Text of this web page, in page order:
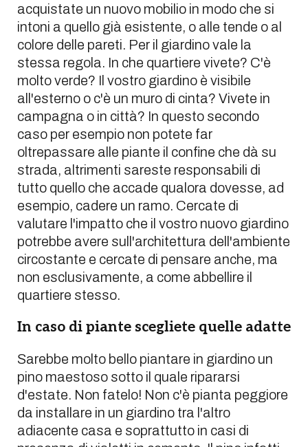
acquistate un nuovo mobilio in modo che si
intoni a quello già esistente, o alle tende o al
colore delle pareti. Per il giardino vale la
stessa regola. In che quartiere vivete? C'è
molto verde? Il vostro giardino è visibile
all'esterno o c'è un muro di cinta? Vivete in
campagna o in città? In questo secondo
caso per esempio non potete far
oltrepassare alle piante il confine che dà su
strada, altrimenti sareste responsabili di
tutto quello che accade qualora dovesse, ad
esempio, cadere un ramo. Cercate di
valutare l'impatto che il vostro nuovo giardino
potrebbe avere sull'architettura dell'ambiente
circostante e cercate di pensare anche, ma
non esclusivamente, a come abbellire il
quartiere stesso.
In caso di piante scegliete quelle adatte
Sarebbe molto bello piantare in giardino un
pino maestoso sotto il quale ripararsi
d'estate. Non fatelo! Non c'è pianta peggiore
da installare in un giardino tra l'altro
adiacente casa e soprattutto in casi di